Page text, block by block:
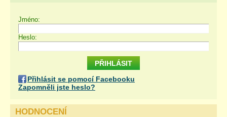
Jméno:
Heslo:
Přihlásit se pomocí Facebooku
Zapomněli jste heslo?
HODNOCENÍ